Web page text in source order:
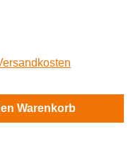
gewünschten
Warenkorb